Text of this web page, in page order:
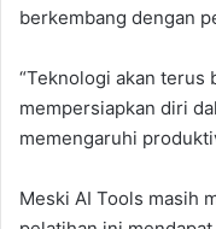
berkembang dengan
“Teknologi akan terus
mempersiapkan diri
memengaruhi
Meski AI Tools masih